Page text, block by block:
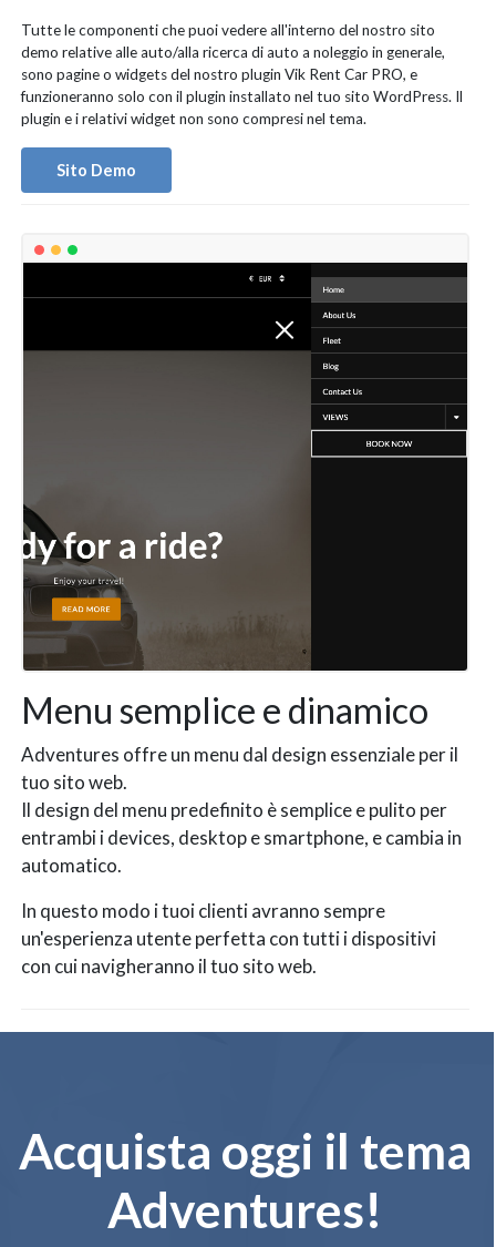
Tutte le componenti che puoi vedere all'interno del nostro sito
demo relative alle auto/alla ricerca di auto a noleggio in generale,
sono pagine o widgets del nostro plugin Vik Rent Car PRO, e
funzioneranno solo con il plugin installato nel tuo sito WordPress. Il
plugin e i relativi widget non sono compresi nel tema.
Sito Demo
Menu semplice e dinamico
Adventures offre un menu dal design essenziale per il
tuo sito web.
Il design del menu predefinito è semplice e pulito per
entrambi i devices, desktop e smartphone, e cambia in
automatico.
In questo modo i tuoi clienti avranno sempre
un'esperienza utente perfetta con tutti i dispositivi
con cui navigheranno il tuo sito web.
Acquista oggi il tema
Adventures!